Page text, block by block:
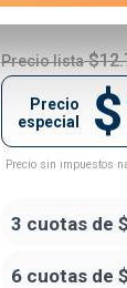
Precio lista
Precio
especial
Precio sin impuestos
3 cuotas de
6 cuotas de